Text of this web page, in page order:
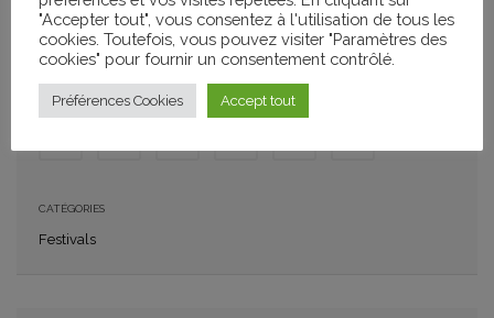
+ GOOGLE CALENDAR + ICAL IMPORT
CATÉGORIES
Festivals
"Accepter tout", vous consentez à l'utilisation de tous les
cookies. Toutefois, vous pouvez visiter "Paramètres des
cookies" pour fournir un consentement contrôlé.
Préférences Cookies Accept tout